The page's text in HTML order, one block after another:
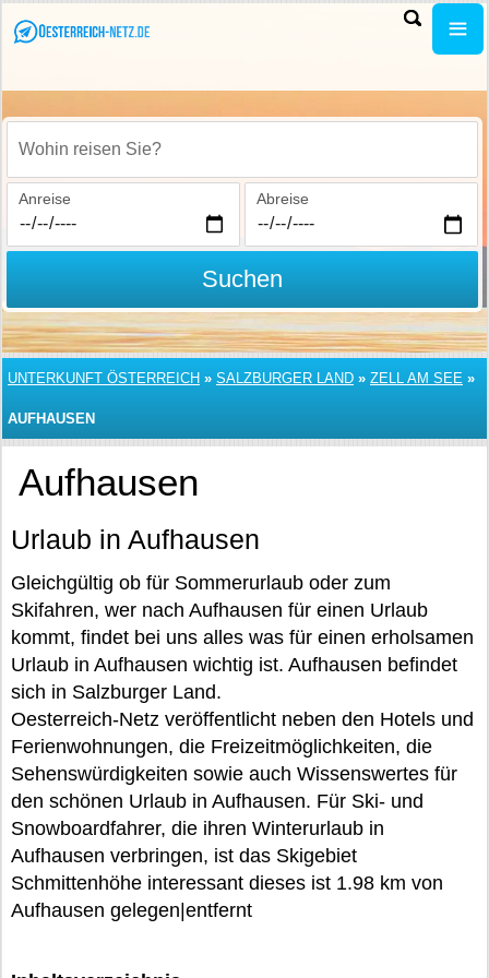
Wohin reisen Sie?
Anreise Abreise
Suchen
UNTERKUNFT ÖSTERREICH » SALZBURGER LAND » ZELL AM SEE »
AUFHAUSEN
Aufhausen
Urlaub in Aufhausen
Gleichgültig ob für Sommerurlaub oder zum
Skifahren, wer nach Aufhausen für einen Urlaub
kommt, findet bei uns alles was für einen erholsamen
Urlaub in Aufhausen wichtig ist. Aufhausen befindet
sich in Salzburger Land.
Oesterreich-Netz veröffentlicht neben den Hotels und
Ferienwohnungen, die Freizeitmöglichkeiten, die
Sehenswürdigkeiten sowie auch Wissenswertes für
den schönen Urlaub in Aufhausen. Für Ski- und
Snowboardfahrer, die ihren Winterurlaub in
Aufhausen verbringen, ist das Skigebiet
Schmittenhöhe interessant dieses ist 1.98 km von
Aufhausen gelegen|entfernt